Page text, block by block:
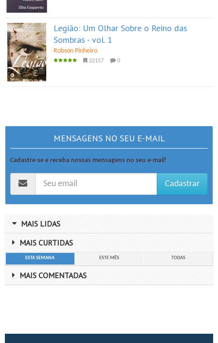
Legião: Um Olhar Sobre o Reino das
Sombras - vol. 1
Robson Pinheiro
22157 0
MENSAGENS NO SEU E-MAIL
Cadastre-se e receba nossas mensagens no seu e-mail!
Cadastrar
MAIS LIDAS
MAIS CURTIDAS
ESTA SEMANA ESTE MÊS TODAS
MAIS COMENTADAS